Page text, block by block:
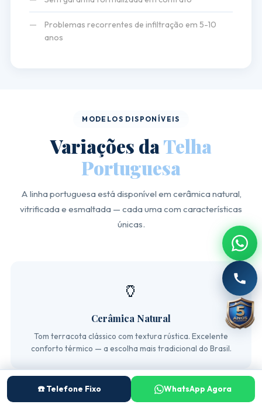
☎️ Telefone Fixo WhatsApp Agora
—
Problemas recorrentes de infiltração em 5-10
anos
MODELOS DISPONÍVEIS
Variações daTelha
Portuguesa
A linha portuguesa está disponível em cerâmica natural,
vitrificada e esmaltada — cada uma com características
únicas.
🏺
Cerâmica Natural
Tom terracota clássico com textura rústica. Excelente
conforto térmico — a escolha mais tradicional do Brasil.